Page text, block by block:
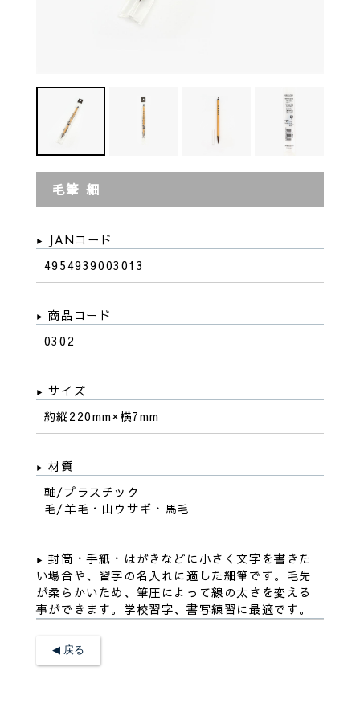
毛筆 細
JANコード
4954939003013
商品コード
0302
サイズ
約縦220mm×横7mm
材質
軸/プラスチック
毛/羊毛・山ウサギ・馬毛
封筒・手紙・はがきなどに小さく文字を書きた
い場合や、習字の名入れに適した細筆です。毛先
が柔らかいため、筆圧によって線の太さを変える
事ができます。学校習字、書写練習に最適です。
◀︎ 戻る